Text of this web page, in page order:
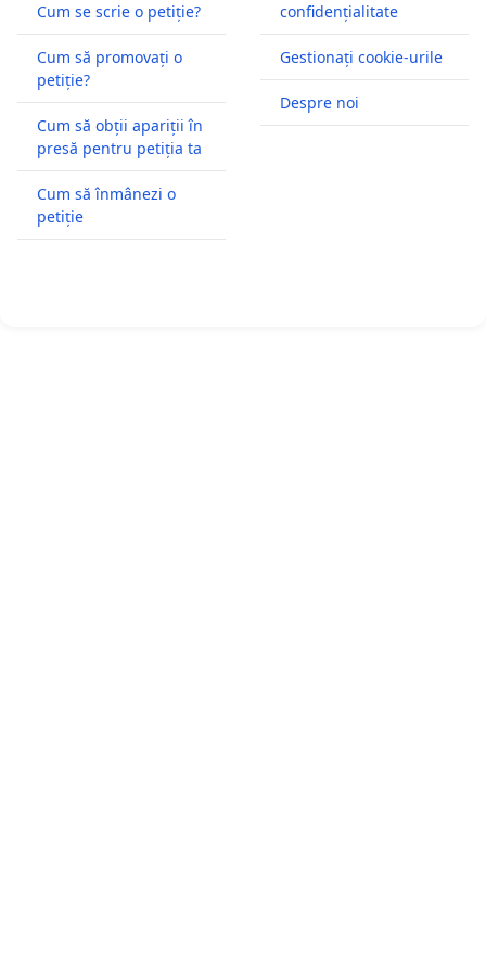
Cum se scrie o petiție?
Cum să promovați o
petiție?
Cum să obții apariții în
presă pentru petiția ta
Cum să înmânezi o
petiție
confidențialitate
Gestionați cookie-urile
Despre noi